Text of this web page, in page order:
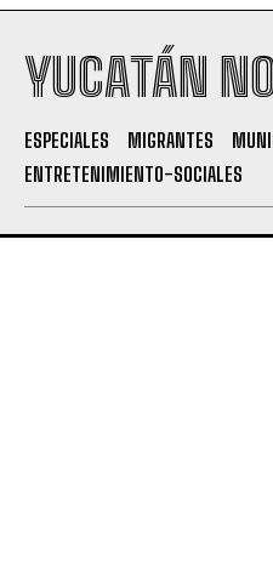
YUCATÁN
ESPECIALES MIGRANTES
ENTRETENIMIENTO-SOCIALES